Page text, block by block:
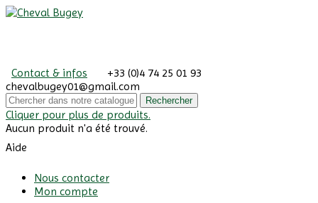
Contact & infos
+33 (0)4 74 25 01 93
chevalbugey01@gmail.com
Rechercher
Cliquer pour plus de produits.
Aucun produit n'a été trouvé.
Aide
Nous contacter
Mon compte